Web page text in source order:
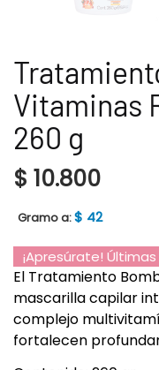
Vitaminas
260 g
$ 10.800
Gramo a:$ 42
¡Apresúrate!
El Tratamiento
mascarilla capilar
complejo
fortalecen